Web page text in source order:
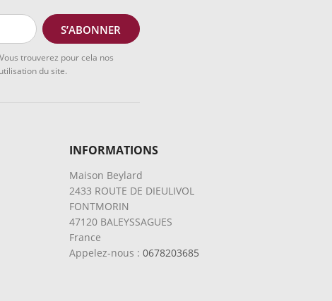
trouverez pour cela nos
du site.
INFORMATIONS
Maison Beylard
2433 ROUTE DE DIEULIVOL
FONTMORIN
47120 BALEYSSAGUES
France
Appelez-nous : 0678203685